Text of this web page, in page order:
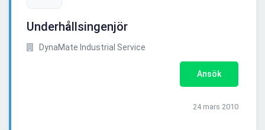
Underhållsingenjör
DynaMate Industrial Service
Ansök
24 mars 2010